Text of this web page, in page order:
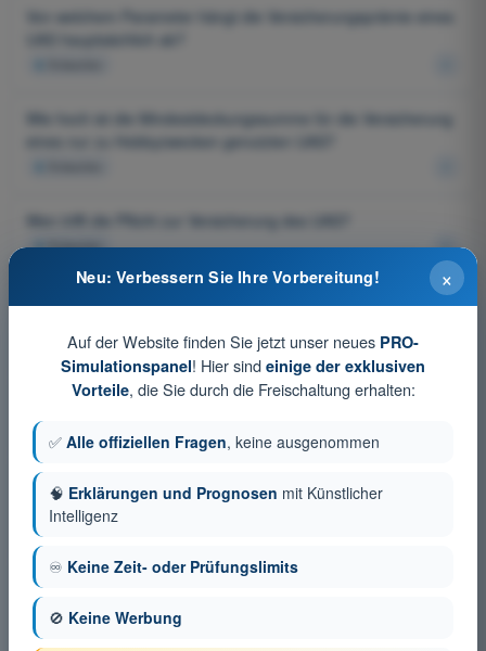
Von welchem Parameter hängt die Versicherungsprämie eines
UAS hauptsächlich ab?
Wie hoch ist die Mindestdeckungssumme für die Versicherung
eines nur zu Hobbyzwecken genutzten UAS?
Wen trifft die Pflicht zur Versicherung des UAS?
4Antworten
Erstattet eine Rechtsschutzversicherung verhängte Geldbußen
Antworten
Die Selbstbeteiligung (der Eigenanteil) bei einer Versicherung
4
Muss ein UAS, das nicht in Betrieb ist, zwingend versichert
sein?
4 Antworten
Ist es zulässig, ein UAS mit einer Masse von weniger als 250
Gramm ohne Versicherung zu betreiben?
4
×
Neu: Verbessern Sie Ihre Vorbereitung!
Auf der Website finden Sie jetzt unser neues PRO-
Simulationspanel! Hier sind einige der exklusiven
Vorteile, die Sie durch die Freischaltung erhalten:
✅ Alle offiziellen Fragen, keine ausgenommen
🧠 Erklärungen und Prognosen mit Künstlicher
Intelligenz
♾️ Keine Zeit- oder Prüfungslimits
🚫 Keine Werbung